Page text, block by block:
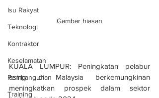
Isu Rakyat
Teknologi
Kontraktor
Keselamatan
Pembangunan
Training
Gambar hiasan
KUALA LUMPUR: Peningkatan pelabur
asing di Malaysia berkemungkinan
meningkatkan prospek dalam sektor